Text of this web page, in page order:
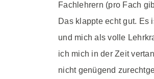
Fachlehrern (pro Fach
Das klappte echt gut. Es
und mich als volle
ich mich in der Zeit
nicht genügend